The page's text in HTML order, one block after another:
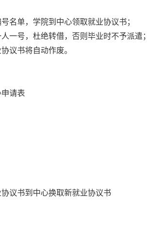
名单，学院到中心领取就业协议书；
一号，杜绝转借，否则毕业时不予派遣；
议书将自动作废。
请表
议书到中心换取新就业协议书